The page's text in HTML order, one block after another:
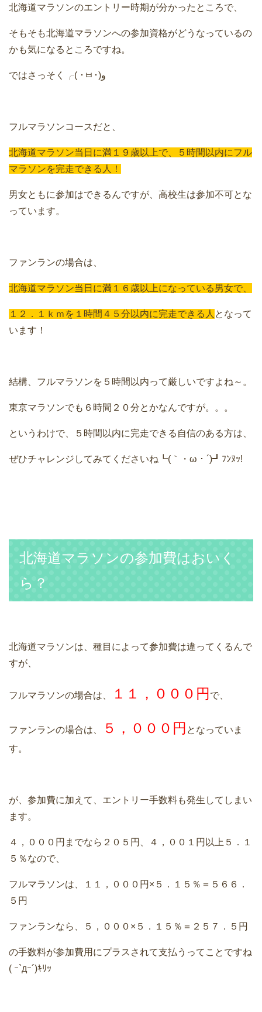
北海道マラソンのエントリー時期が分かったところで、
そもそも北海道マラソンへの参加資格がどうなっているの
かも気になるところですね。
ではさっそく╭( ･ㅂ･)و
フルマラソンコースだと、
北海道マラソン当日に満１９歳以上で、５時間以内にフル
マラソンを完走できる人！
男女ともに参加はできるんですが、高校生は参加不可とな
っています。
ファンランの場合は、
北海道マラソン当日に満１６歳以上になっている男女で、
１２．１ｋｍを１時間４５分以内に完走できる人 となって
います！
結構、フルマラソンを５時間以内って厳しいですよね～。
東京マラソンでも６時間２０分とかなんですが。。。
というわけで、５時間以内に完走できる自信のある方は、
ぜひチャレンジしてみてくださいね┗(｀・ω・´)┛ﾌﾝﾇｯ!
北海道マラソンの参加費はおいく
ら？
北海道マラソンは、種目によって参加費は違ってくるんで
すが、
フルマラソンの場合は、 １１，０００円 で、
ファンランの場合は、 ５，０００円 となっていま
す。
が、参加費に加えて、エントリー手数料も発生してしまい
ます。
４，０００円までなら２０５円、４，００１円以上５．１
５％なので、
フルマラソンは、１１，０００円×５．１５％＝５６６．
５円
ファンランなら、５，０００×５．１５％＝２５７．５円
の手数料が参加費用にプラスされて支払うってことですね
( ｰ`дｰ´)ｷﾘｯ